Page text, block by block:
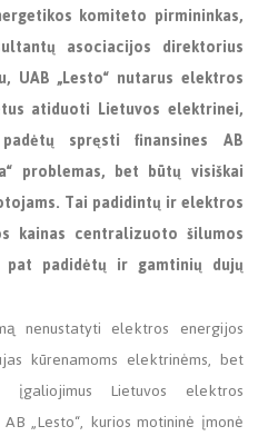
komiteto pirmininkas,
asociacijos direktorius
UAB „Lesto“ nutarus elektros
atiduoti Lietuvos elektrinei,
spręsti finansines AB
problemas, bet būtų visiškai
Tai padidintų ir elektros
kainas centralizuoto šilumos
padidėtų ir gamtinių dujų
nenustatyti elektros energijos
kūrenamoms elektrinėms, bet
Lietuvos elektros
„Lesto“, kurios motininė įmonė